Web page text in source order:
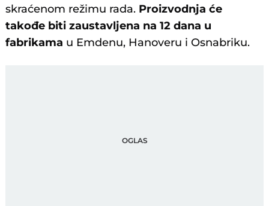
skraćenom režimu rada. Proizvodnja će
takođe biti zaustavljena na 12 dana u
fabrikama u Emdenu, Hanoveru i Osnabriku.